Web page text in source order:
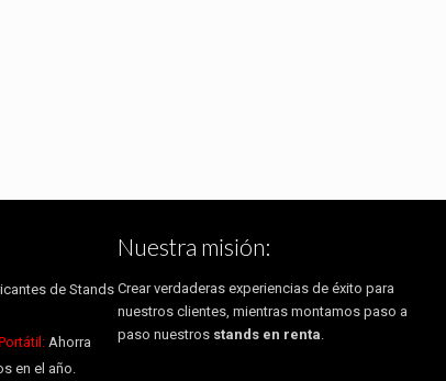
de Stands
Ahorra
en el año.
Nuestra misión:
Crear verdaderas experiencias de éxito para
nuestros clientes, mientras montamos paso a
paso nuestros stands en renta.